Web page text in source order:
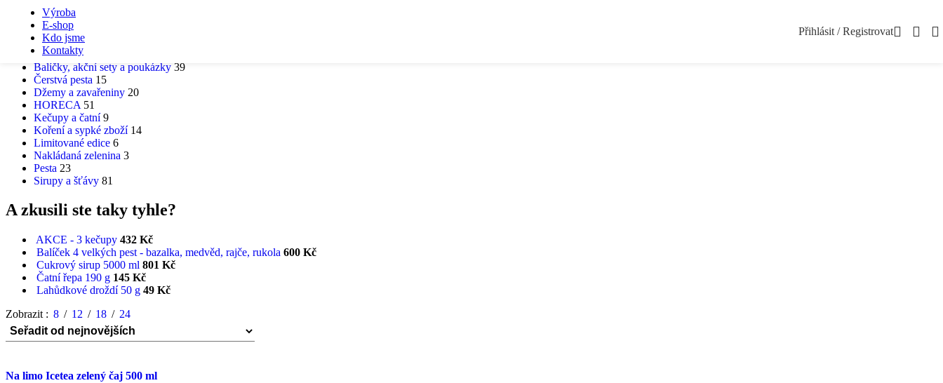
Skip to navigation
Výroba
E-shop
Kdo jsme
Kontakty
Přihlásit / Registrovat
KATEGORIE PRODUKTŮ
Balíčky, akční sety a poukázky 39
Čerstvá pesta 15
Džemy a zavařeniny 20
HORECA 51
Kečupy a čatní 9
Koření a sypké zboží 14
Limitované edice 6
Nakládaná zelenina 3
Pesta 23
Sirupy a šťávy 81
A zkusili ste taky tyhle?
AKCE - 3 kečupy 432 Kč
Balíček 4 velkých pest - bazalka, medvěd, rajče, rukola 600 Kč
Cukrový sirup 5000 ml 801 Kč
Čatní řepa 190 g 145 Kč
Lahůdkové droždí 50 g 49 Kč
Zobrazit
8 12 18 24
Na limo Icetea zelený čaj 500 ml